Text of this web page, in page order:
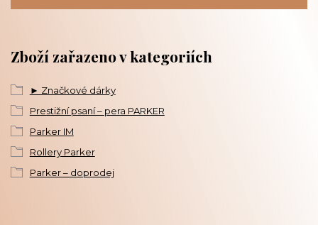
Zboží zařazeno v kategoriích
► Značkové dárky
Prestižní psaní – pera PARKER
Parker IM
Rollery Parker
Parker – doprodej